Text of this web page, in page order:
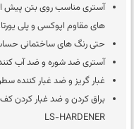
آستری مناسب روی بتن پیش
های مقاوم اپوکسی و پلی
حتی رنگ های ساختمانی
آستری ضد شوره و ضد آب
غبار گریز و ضد غبار کننده
LS-HARDENER